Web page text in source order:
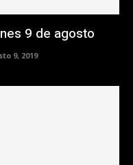
9 de agosto
9, 2019